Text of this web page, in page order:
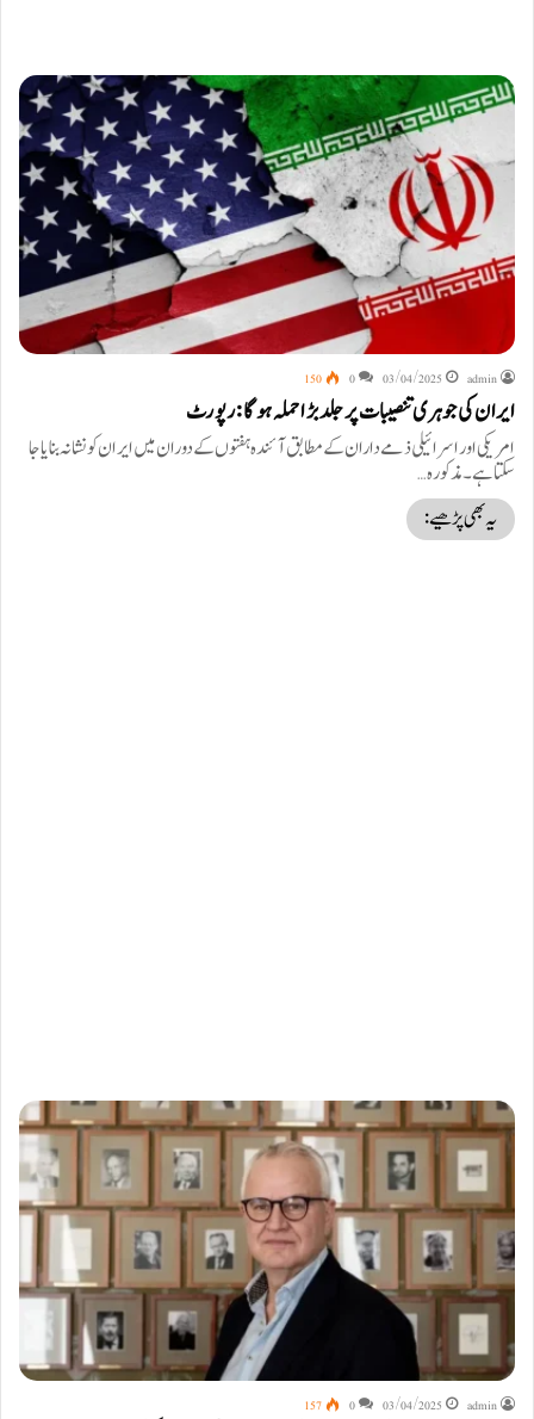
admin
03/04/2025
0
150
ایران کی جوہری تنصیبات پر جلد بڑا حملہ ہو گا : رپورٹ
امریکی اور اسرائیلی ذمے داران کے مطابق آئندہ ہفتوں کے دوران میں ایران کو نشانہ بنایا جا
سکتا ہے۔ مذکورہ…
یہ بھی پڑھیے:
admin
03/04/2025
0
157